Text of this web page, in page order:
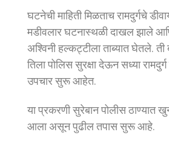
घटनेची माहिती मिळताच रामदुर्गचे
मडीवलार घटनास्थळी दाखल झाले
अश्विनी हल्कट्टीला ताब्यात घेतले.
तिला पोलिस सुरक्षा देऊन सध्या
उपचार सुरू आहेत.
या प्रकरणी सुरेबान पोलीस ठाण्यात
आला असून पुढील तपास सुरू आहे.